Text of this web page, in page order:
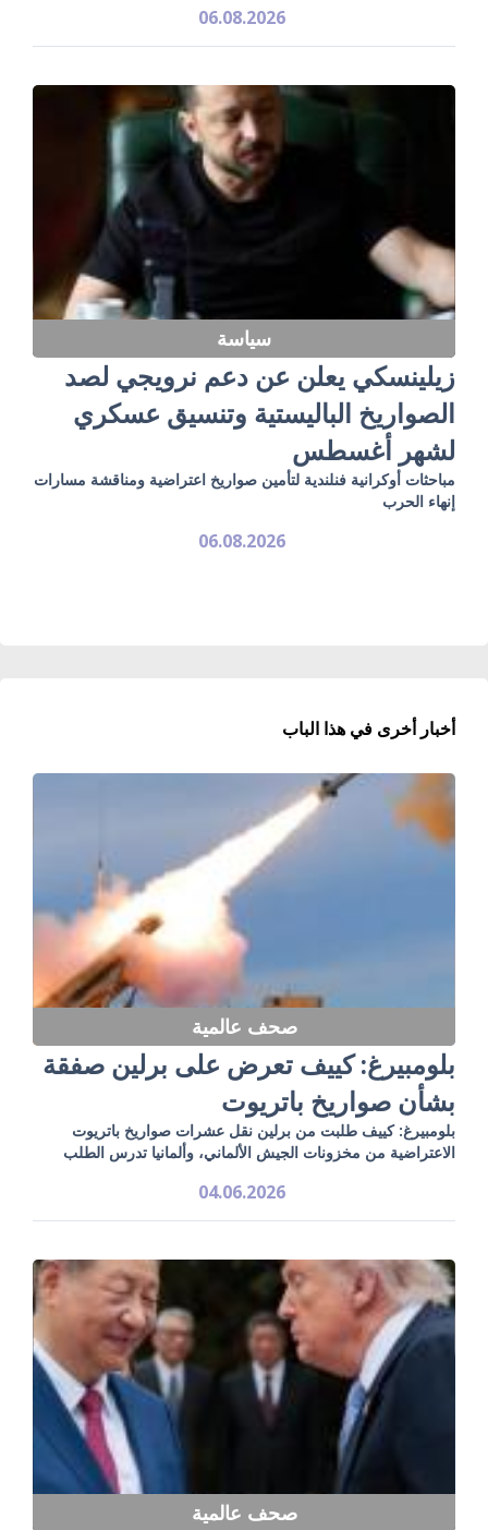
06.08.2026
سياسة
زيلينسكي يعلن عن دعم نرويجي لصد
الصواريخ الباليستية وتنسيق عسكري
لشهر أغسطس
مباحثات أوكرانية فنلندية لتأمين صواريخ اعتراضية ومناقشة مسارات
إنهاء الحرب
06.08.2026
أخبار أخرى في هذا الباب
صحف عالمية
بلومبيرغ: كييف تعرض على برلين صفقة
بشأن صواريخ باتريوت
بلومبيرغ: كييف طلبت من برلين نقل عشرات صواريخ باتريوت
الاعتراضية من مخزونات الجيش الألماني، وألمانيا تدرس الطلب
04.06.2026
صحف عالمية